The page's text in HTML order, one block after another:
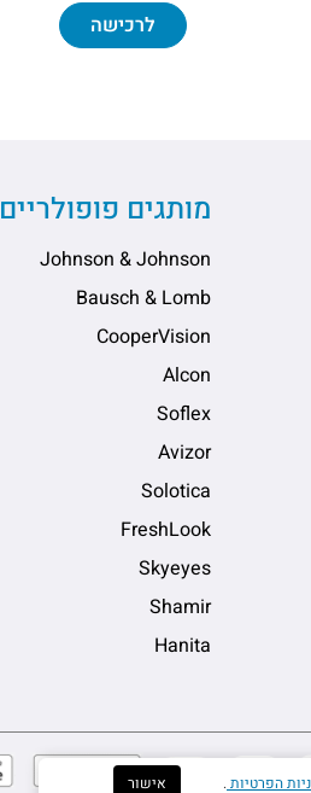
לרכישה
מותגים פופולריים
Johnson & Johnson
Bausch & Lomb
CooperVision
Alcon
Soflex
Avizor
Solotica
FreshLook
Skyeyes
Shamir
Hanita
הפרטיות . אישור